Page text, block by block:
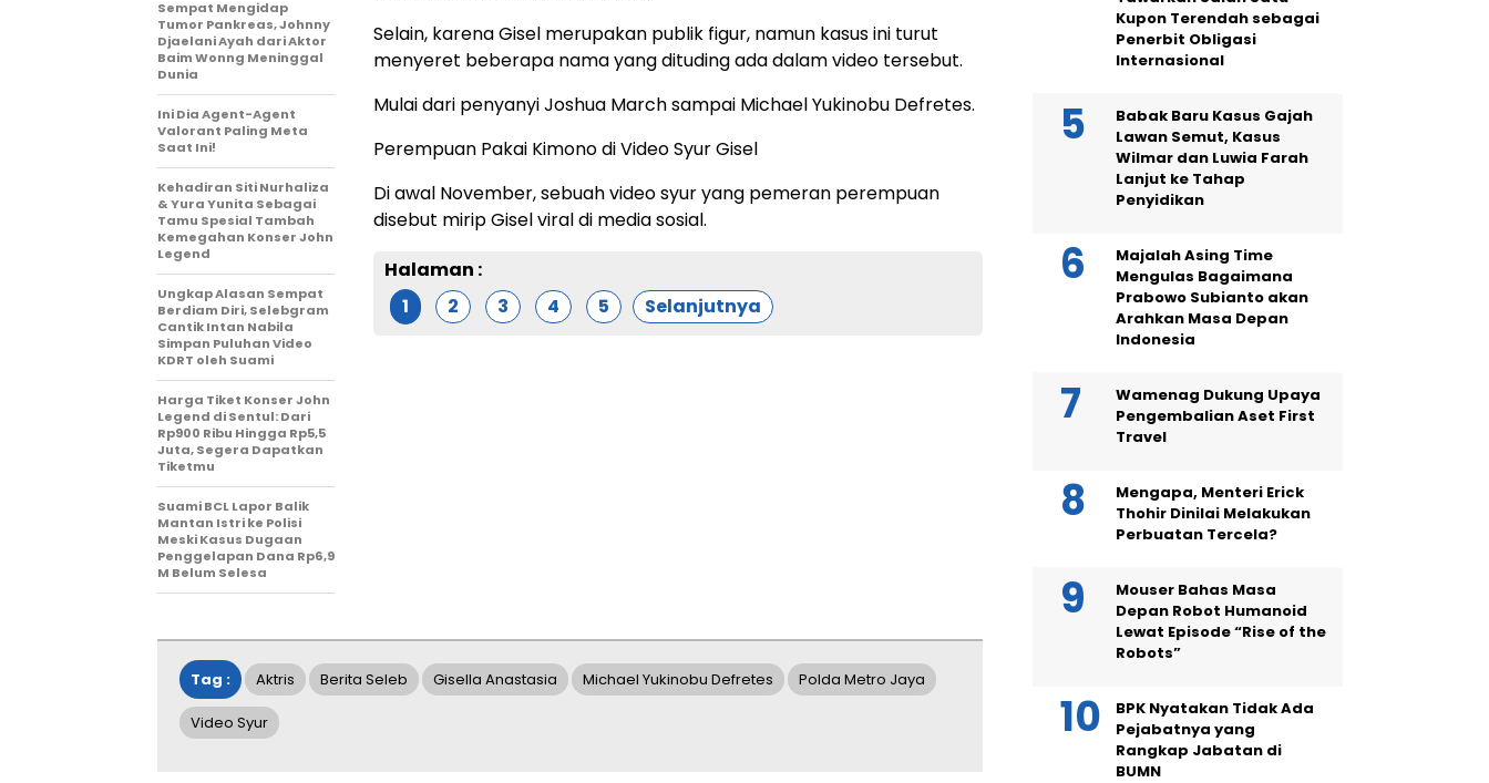
Selain, karena Gisel merupakan publik figur, namun kasus ini turut
menyeret beberapa nama yang dituding ada dalam video tersebut.
Mulai dari penyanyi Joshua March sampai Michael Yukinobu Defretes.
Perempuan Pakai Kimono di Video Syur Gisel
Di awal November, sebuah video syur yang pemeran perempuan
disebut mirip Gisel viral di media sosial.
Halaman :
1
2 3 4 5 Selanjutnya
Sempat Mengidap
Tumor Pankreas, Johnny
Djaelani Ayah dari Aktor
Baim Wonng Meninggal
Dunia
Ini Dia Agent-Agent
Valorant Paling Meta
Saat Ini!
Kehadiran Siti Nurhaliza
& Yura Yunita Sebagai
Tamu Spesial Tambah
Kemegahan Konser John
Legend
Ungkap Alasan Sempat
Berdiam Diri, Selebgram
Cantik Intan Nabila
Simpan Puluhan Video
KDRT oleh Suami
Harga Tiket Konser John
Legend di Sentul: Dari
Rp900 Ribu Hingga Rp5,5
Juta, Segera Dapatkan
Tiketmu
Suami BCL Lapor Balik
Mantan Istri ke Polisi
Meski Kasus Dugaan
Penggelapan Dana Rp6,9
M Belum Selesa
Tag : Aktris Berita Seleb Gisella Anastasia Michael Yukinobu Defretes Polda Metro Jaya
Video Syur
Kupon Terendah sebagai
Penerbit Obligasi
Internasional
Babak Baru Kasus Gajah
Lawan Semut, Kasus
Wilmar dan Luwia Farah
Lanjut ke Tahap
Penyidikan
Majalah Asing Time
Mengulas Bagaimana
Prabowo Subianto akan
Arahkan Masa Depan
Indonesia
Wamenag Dukung Upaya
Pengembalian Aset First
Travel
Mengapa, Menteri Erick
Thohir Dinilai Melakukan
Perbuatan Tercela?
Mouser Bahas Masa
Depan Robot Humanoid
Lewat Episode “Rise of the
Robots”
BPK Nyatakan Tidak Ada
Pejabatnya yang
Rangkap Jabatan di
BUMN